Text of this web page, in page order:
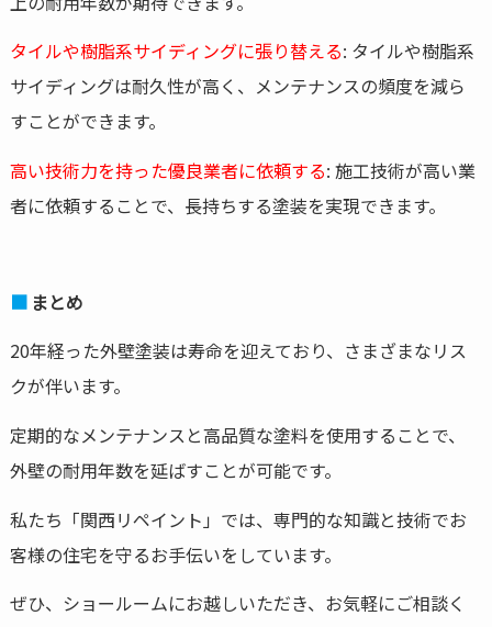
タイルや樹脂系サイディングに張り替える: タイルや樹脂系
サイディングは耐久性が高く、メンテナンスの頻度を減ら
すことができます。
高い技術力を持った優良業者に依頼する: 施工技術が高い業
者に依頼することで、長持ちする塗装を実現できます。
まとめ
20年経った外壁塗装は寿命を迎えており、さまざまなリス
クが伴います。
定期的なメンテナンスと高品質な塗料を使用することで、
外壁の耐用年数を延ばすことが可能です。
私たち「関西リペイント」では、専門的な知識と技術でお
客様の住宅を守るお手伝いをしています。
ぜひ、ショールームにお越しいただき、お気軽にご相談く